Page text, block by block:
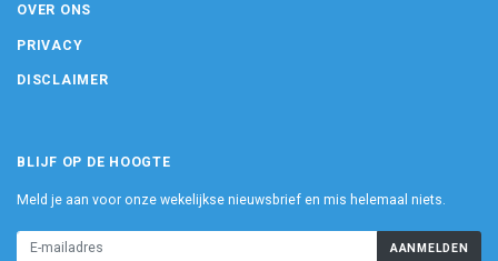
OVER ONS
PRIVACY
DISCLAIMER
BLIJF OP DE HOOGTE
Meld je aan voor onze wekelijkse nieuwsbrief en mis helemaal niets.
AANMELDEN